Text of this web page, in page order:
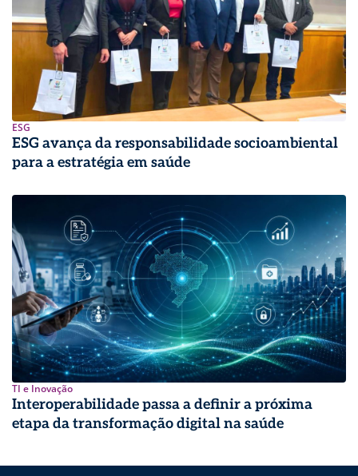
ESG
ESG avança da responsabilidade socioambiental
para a estratégia em saúde
TI e Inovação
Interoperabilidade passa a definir a próxima
etapa da transformação digital na saúde